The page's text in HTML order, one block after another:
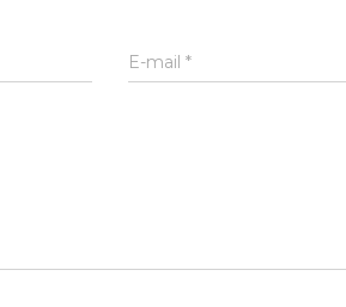
E-mail*